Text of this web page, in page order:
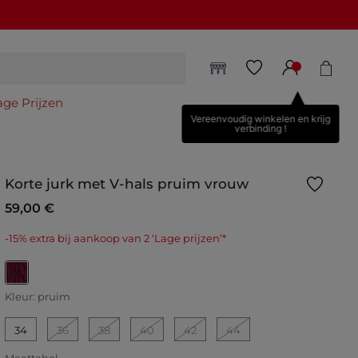
Vereenvoudig winkelen en krijg
verbinding !
Prijzen
Korte jurk met V-hals pruim vrouw
59,00 €
-15% extra bij aankoop van 2 ‘Lage prijzen’*
geselecteerd
Kleur: pruim
34 36 38 40 42 44